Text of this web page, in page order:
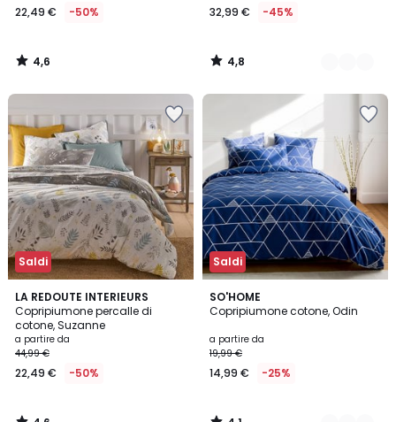
22,49 € -50%
4,6
/
32,99 € -45%
4,8
/
Saldi
LA REDOUTE INTERIEURS
Copripiumone percalle di
cotone, Suzanne
a partire da
44,99 €
22,49 € -50%
4,6
/ 5
Saldi
SO'HOME
Copripiumone cotone, Odin
a partire da
19,99 €
14,99 € -25%
4,1
/ 5
2
Colori